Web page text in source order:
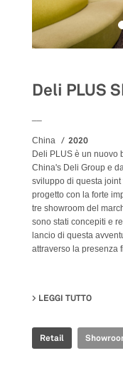
Deli PLUS
China 2020
Deli PLUS è un nuovo
China's Deli Group e
sviluppo di questa joint
progetto con la forte
tre showroom del
sono stati concepiti e
lancio di questa
attraverso la presenza
LEGGI TUTTO
Retail